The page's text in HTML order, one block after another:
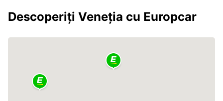
Descoperiți Veneţia cu Europcar